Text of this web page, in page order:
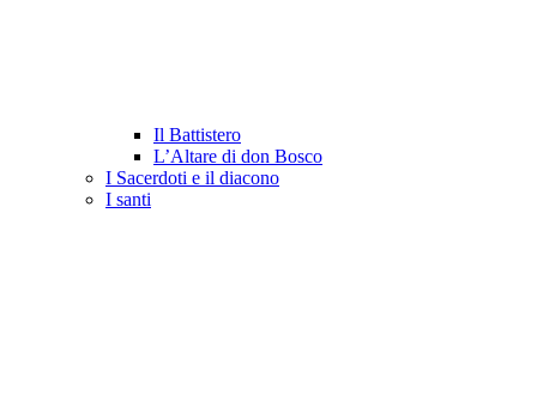
Il Battistero
L’Altare di don Bosco
I Sacerdoti e il diacono
I santi